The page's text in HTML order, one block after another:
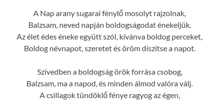
A Nap arany sugarai fénylő mosolyt rajzolnak,
Balzsam, neved napján boldogságodat énekeljük.
Az élet édes éneke együtt szól, kívánva boldog perceket,
Boldog névnapot, szeretet és öröm díszítse a napot.
Szívedben a boldogság örök forrása csobog,
Balzsam, ma a napod, és minden álmod valóra válj.
A csillagok tündöklő fénye ragyog az égen,